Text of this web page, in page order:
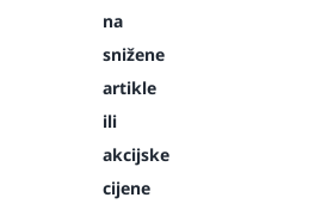
na
snižene
artikle
ili
akcijske
cijene